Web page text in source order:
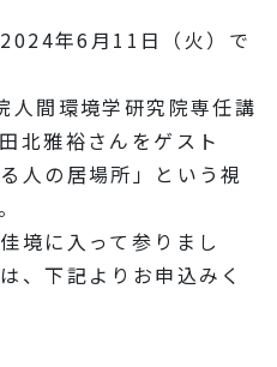
年6月11日（火）で
人間環境学研究院専任講
北雅裕さんをゲスト
人の居場所」という視
境に入って参りまし
、下記よりお申込みく